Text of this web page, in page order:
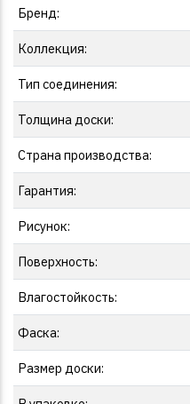
Бренд:
Коллекция:
Тип соединения:
Толщина доски:
Страна производства:
Гарантия:
Рисунок:
Поверхность:
Влагостойкость:
Фаска:
Размер доски: